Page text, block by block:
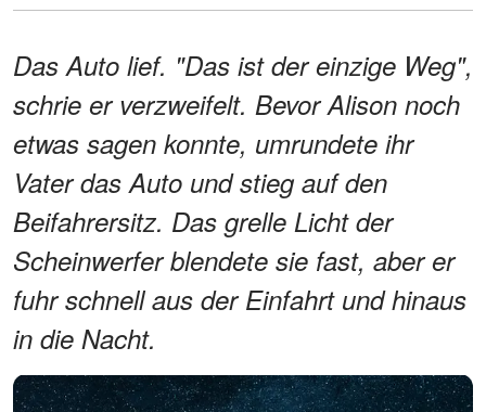
Das Auto lief. "Das ist der einzige Weg",
schrie er verzweifelt. Bevor Alison noch
etwas sagen konnte, umrundete ihr
Vater das Auto und stieg auf den
Beifahrersitz. Das grelle Licht der
Scheinwerfer blendete sie fast, aber er
fuhr schnell aus der Einfahrt und hinaus
in die Nacht.